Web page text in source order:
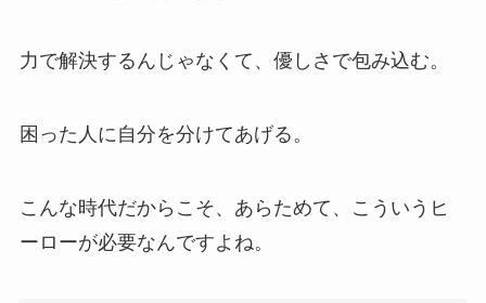
力で解決するんじゃなくて、優しさで包み込む。
困った人に自分を分けてあげる。
こんな時代だからこそ、あらためて、こういうヒ
ーローが必要なんですよね。